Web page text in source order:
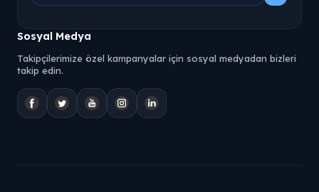
Sosyal Medya
Takipçilerimize özel kampanyalar için sosyal medyadan bizleri
takip edin.